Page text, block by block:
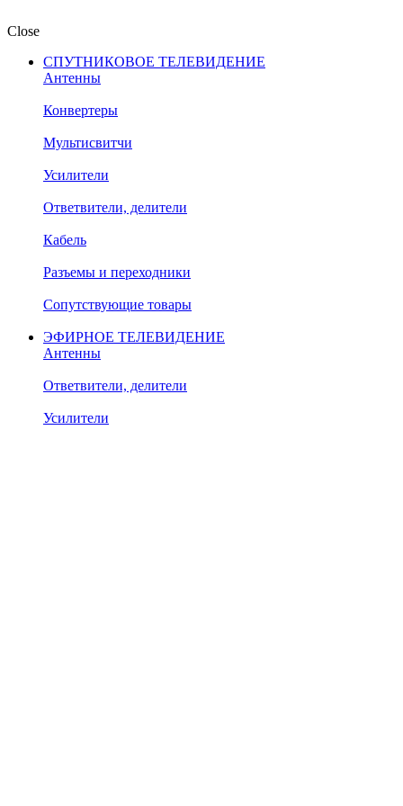
Close
СПУТНИКОВОЕ ТЕЛЕВИДЕНИЕ
Антенны
Конвертеры
Мультисвитчи
Усилители
Ответвители, делители
Кабель
Разъемы и переходники
Сопутствующие товары
ЭФИРНОЕ ТЕЛЕВИДЕНИЕ
Антенны
Ответвители, делители
Усилители